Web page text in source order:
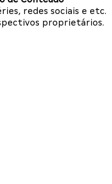
redes sociais e etc.
proprietários.